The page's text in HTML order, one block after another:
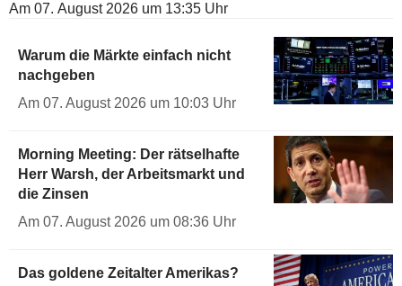
Am 07. August 2026 um 13:35 Uhr
Warum die Märkte einfach nicht
nachgeben
Am 07. August 2026 um 10:03 Uhr
Morning Meeting: Der rätselhafte
Herr Warsh, der Arbeitsmarkt und
die Zinsen
Am 07. August 2026 um 08:36 Uhr
Das goldene Zeitalter Amerikas?